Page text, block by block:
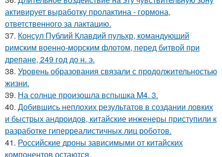
активирует выработку пролактина - гормона,
ответственного за лактацию.
37. Консул Публий Клавдий пульхр, командующий
римским военно-морским флотом, перед битвой при
дрепане, 249 год до н. э.
38. Уровень образования связали с продолжительностью
жизни.
39. На солнце произошла вспышка M4. 3.
40. Добившись неплохих результатов в создании ловких
и быстрых андроидов, китайские инженеры приступили к
разработке гиперреалистичных лиц роботов.
41. Российские дроны зависимыми от китайских
компонентов остаются.